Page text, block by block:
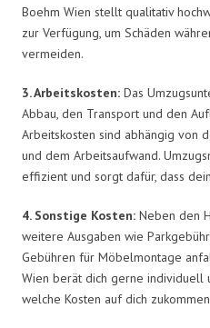
Boehm Wien stellt qualitativ
zur Verfügung, um Schäden
vermeiden.
3. Arbeitskosten: Das
Abbau, den Transport und den
Arbeitskosten sind abhängig von
und dem Arbeitsaufwand.
effizient und sorgt dafür, dass
4. Sonstige Kosten: Neben den
weitere Ausgaben wie
Gebühren für Möbelmontage
Wien berät dich gerne individuell
welche Kosten auf dich